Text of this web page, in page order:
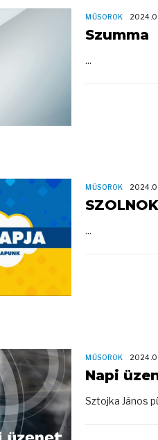
MŰSOROK
Szumma
...
MŰSOROK
...
MŰSOROK
Napi
Sztojka János